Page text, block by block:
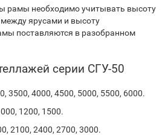
рамы необходимо учитывать высоту
ярусами и высоту
поставляются в разобранном
серии СГУ-50
3500, 4000, 4500, 5000, 5500, 6000.
1200, 1500.
2100, 2400, 2700, 3000.